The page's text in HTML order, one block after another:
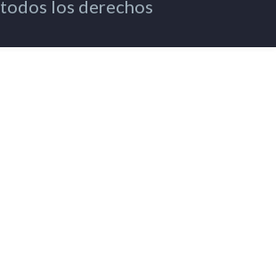
todos los derechos